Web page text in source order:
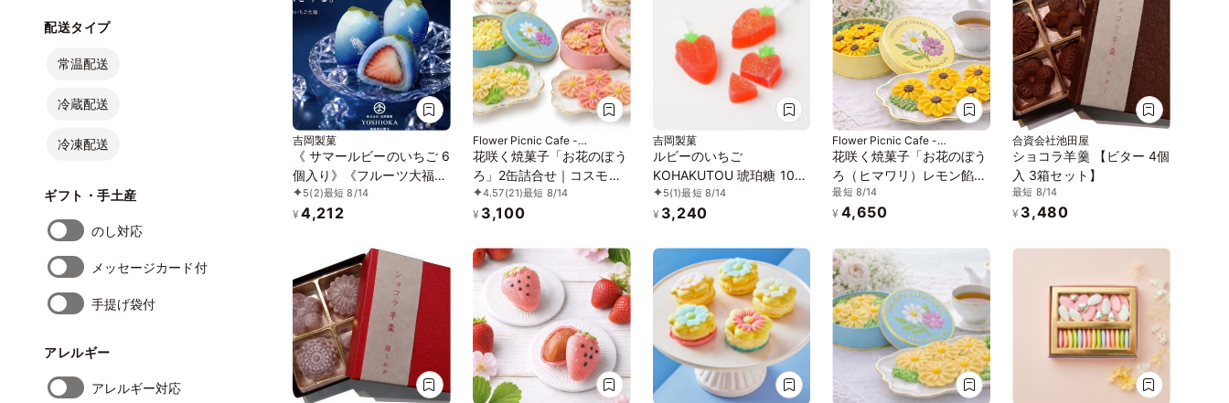
配送タイプ
常温配送
冷蔵配送
冷凍配送
ギフト・手土産
のし対応
メッセージカード付
手提げ袋付
アレルギー
アレルギー対応
吉岡製菓
《 サマールビーのいちご 6
個入り》《フルーツ大福》
ジュエリーボックス 《ル
ビーのいちご》 DAIFUKU
せ テレビで話題
5(2)最短 8/14
¥ 4,212
Flower Picnic Cafe -
Hakodate-
花咲く焼菓子「お花のぼう
ろ」2缶詰合せ｜コスモ
ス・マーガレット｜専用ク
リアケース付き｜
4.57(21)最短 8/14
¥ 3,100
吉岡製菓
ルビーのいちご
KOHAKUTOU 琥珀糖 10個
入5(1)最短 8/14
¥ 3,240
Flower Picnic Cafe -
Hakodate-
花咲く焼菓子「お花のぼう
ろ（ヒマワリ）レモン餡」
3缶セット｜オリジナル紙
袋を3枚
最短 8/14
¥ 4,650
合資会社池田屋
ショコラ羊羹 【ビター 4個
入 3箱セット】
最短 8/14
¥ 3,480